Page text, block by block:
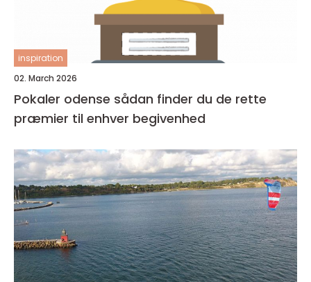
inspiration
02. March 2026
Pokaler odense sådan finder du de rette
præmier til enhver begivenhed